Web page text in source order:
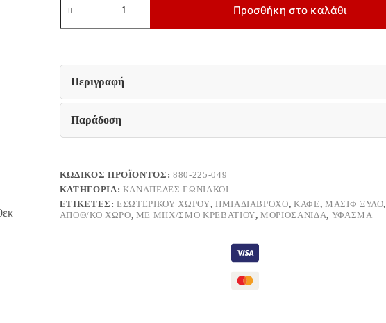
ΚΑΝΑΠΕΣ
Madrid
290x210x90εκ
ποσότητα
Προσθήκη στο καλάθι
Περιγραφή
Παράδοση
ΚΩΔΙΚΌΣ ΠΡΟΪΌΝΤΟΣ:880-225-049
ΚΑΤΗΓΟΡΊΑ: ΚΑΝΑΠΈΔΕΣ ΓΩΝΙΑΚΟΊ
ΕΤΙΚΈΤΕΣ:ΕΣΩΤΕΡΙΚΟΎ ΧΏΡΟΥ, ΗΜΙΑΔΙΆΒΡΟΧΟ,ΚΑΦΈ, ΜΑΣΊΦ ΞΎΛΟ,
ΑΠΟΘ/ΚΌ ΧΏΡΟ, ΜΕ ΜΗΧ/ΣΜΌ ΚΡΕΒΑΤΙΟΎ,ΜΟΡΙΟΣΑΝΊΔΑ, ΎΦΑΣΜΑ